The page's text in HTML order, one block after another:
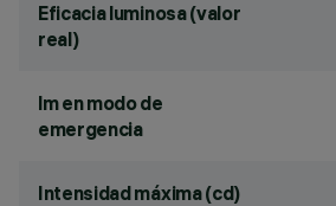
Eficacia luminosa (valor
real)
lm en modo de
emergencia
Intensidad máxima (cd)